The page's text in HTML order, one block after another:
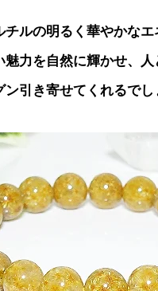
チルの明るく華やかな
魅力を自然に輝かせ、
ン引き寄せてくれるでし